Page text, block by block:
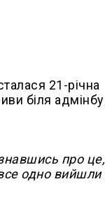
21-річна
біля
про це,
одно вийшли